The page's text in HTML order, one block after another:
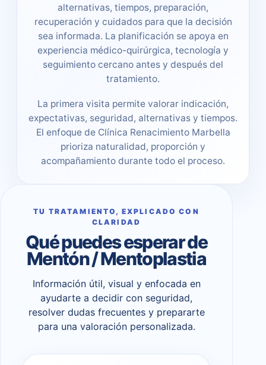
alternativas, tiempos, preparación,
recuperación y cuidados para que la decisión
sea informada. La planificación se apoya en
experiencia médico-quirúrgica, tecnología y
seguimiento cercano antes y después del
tratamiento.
La primera visita permite valorar indicación,
expectativas, seguridad, alternativas y tiempos.
El enfoque de Clínica Renacimiento Marbella
prioriza naturalidad, proporción y
acompañamiento durante todo el proceso.
TU TRATAMIENTO, EXPLICADO CON
CLARIDAD
Qué puedes esperar de
Mentón / Mentoplastia
Información útil, visual y enfocada en
ayudarte a decidir con seguridad,
resolver dudas frecuentes y prepararte
para una valoración personalizada.